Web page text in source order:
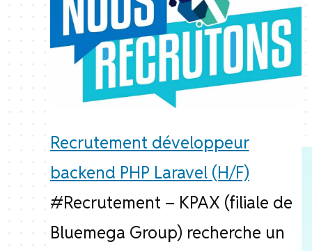
Recrutement développeur
backend PHP Laravel (H/F)
#Recrutement – KPAX (filiale de
Bluemega Group) recherche un